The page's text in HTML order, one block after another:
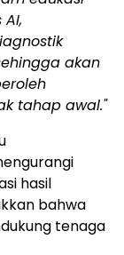
akan
tahap awal."
hasil
bahwa
tenaga